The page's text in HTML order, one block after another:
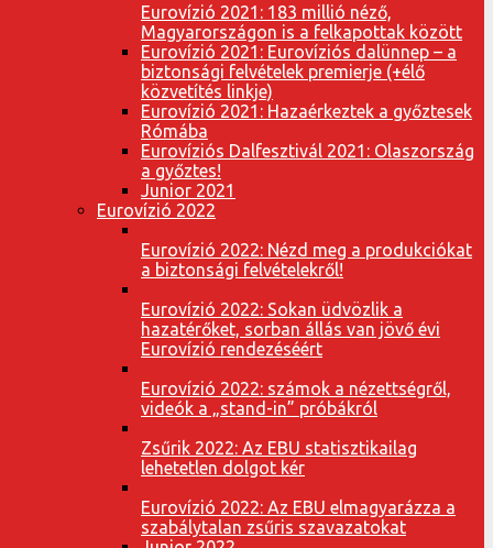
Eurovízió 2021: 183 millió néző,
Magyarországon is a felkapottak között
Eurovízió 2021: Eurovíziós dalünnep – a
biztonsági felvételek premierje (+élő
közvetítés linkje)
Eurovízió 2021: Hazaérkeztek a győztesek
Rómába
Eurovíziós Dalfesztivál 2021: Olaszország
a győztes!
Junior 2021
Eurovízió 2022
Eurovízió 2022: Nézd meg a produkciókat
a biztonsági felvételekről!
Eurovízió 2022: Sokan üdvözlik a
hazatérőket, sorban állás van jövő évi
Eurovízió rendezéséért
Eurovízió 2022: számok a nézettségről,
videók a „stand-in” próbákról
Zsűrik 2022: Az EBU statisztikailag
lehetetlen dolgot kér
Eurovízió 2022: Az EBU elmagyarázza a
szabálytalan zsűris szavazatokat